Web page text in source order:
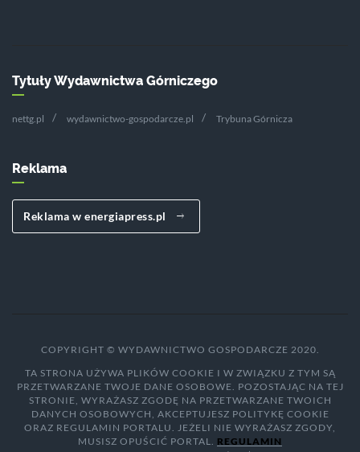
Tytuły Wydawnictwa Górniczego
nettg.pl wydawnictwo-gospodarcze.pl Trybuna Górnicza
Reklama
Reklama w energiapress.pl
COPYRIGHT © WYDAWNICTWO GOSPODARCZE 2020.
TA STRONA UŻYWA PLIKÓW COOKIE I W ZWIĄZKU Z TYM SĄ
PRZETWARZANE TWOJE DANE OSOBOWE. POZOSTAJĄC NA TEJ
STRONIE, WYRAŻASZ ZGODĘ NA PRZETWARZANE TWOICH
DANYCH OSOBOWYCH, AKCEPTUJESZ POLITYKĘ COOKIE
ORAZ REGULAMIN PORTALU. JEŻELI NIE WYRAŻASZ ZGODY,
MUSISZ OPUŚCIĆ PORTAL. REGULAMIN